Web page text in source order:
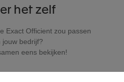
het zelf
Exact Officient zou passen
jouw bedrijf?
eens bekijken!